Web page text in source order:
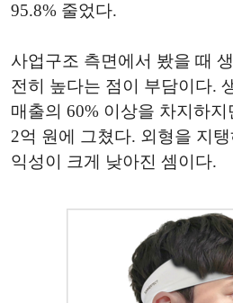
95.8% 줄었다.
사업구조 측면에서 봤을 때
전히 높다는 점이 부담이다.
매출의 60% 이상을 차지하
2억 원에 그쳤다. 외형을 지
익성이 크게 낮아진 셈이다.